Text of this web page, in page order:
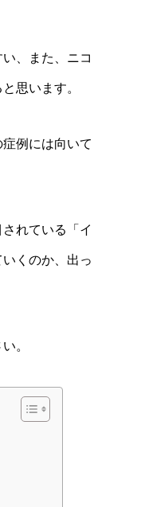
、また、ニコ
思います。
例には向いて
れている「イ
くのか、出っ
。